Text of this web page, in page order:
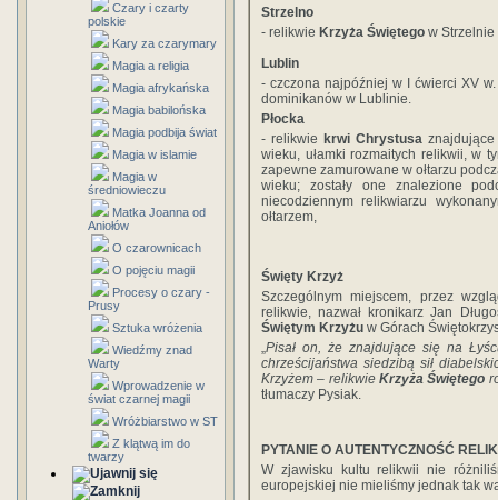
Czary i czarty
polskie
Kary za czarymary
Magia a religia
Magia afrykańska
Magia babilońska
Magia podbija świat
Magia w islamie
Magia w
średniowieczu
Matka Joanna od
Aniołów
O czarownicach
O pojęciu magii
Procesy o czary -
Prusy
Sztuka wróżenia
Wiedźmy znad
Warty
Wprowadzenie w
świat czarnej magii
Wróżbiarstwo w ST
Z klątwą im do
twarzy
Strzelno
- relikwie Krzyża Świętego w
Lublin
- czczona najpóźniej w I ćwierci XV
dominikanów w Lublinie.
Płocka
- relikwie krwi Chrystusa
wieku, ułamki rozmaitych relikwii, w
zapewne zamurowane w ołtarzu
wieku; zostały one znalezione
niecodziennym relikwiarzu
ołtarzem,
Święty Krzyż
Szczególnym miejscem, przez
relikwie, nazwał kronikarz Jan
Świętym Krzyżu w Górach
„Pisał on, że znajdujące się na
chrześcijaństwa siedzibą sił
Krzyżem – relikwie Krzyża Świętego
tłumaczy Pysiak.
PYTANIE O AUTENTYCZNOŚĆ
W zjawisku kultu relikwii nie
europejskiej nie mieliśmy jednak tak